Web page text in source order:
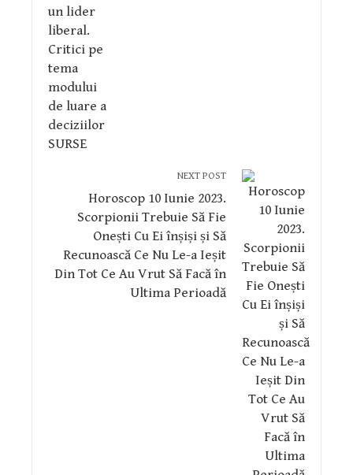
NEXT POST
Horoscop 10 Iunie 2023.
Scorpionii Trebuie Să Fie
Onești Cu Ei înșiși și Să
Recunoască Ce Nu Le-a Ieșit
Din Tot Ce Au Vrut Să Facă în
Ultima Perioadă